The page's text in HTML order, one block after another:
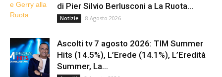
di Pier Silvio Berlusconi a La Ruota...
Notizie 8 Agosto 2026
Ascolti tv 7 agosto 2026: TIM Summer
Hits (14.5%), L’Erede (14.1%), L’Eredità
Summer, La...